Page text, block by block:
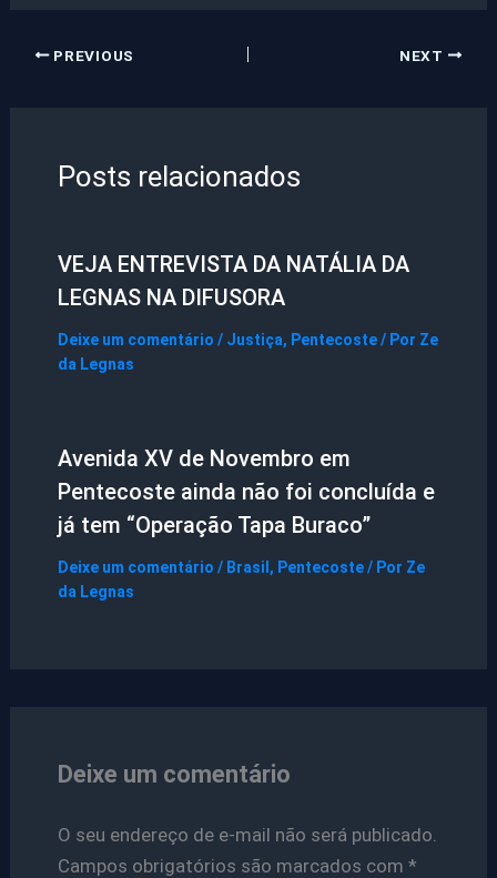
PREVIOUS NEXT
Posts relacionados
VEJA ENTREVISTA DA NATÁLIA DA
LEGNAS NA DIFUSORA
Deixe um comentário / Justiça, Pentecoste/ Por Ze
da Legnas
Avenida XV de Novembro em
Pentecoste ainda não foi concluída e
já tem “Operação Tapa Buraco”
Deixe um comentário / Brasil , Pentecoste/ Por Ze
da Legnas
Deixe um comentário
O seu endereço de e-mail não será publicado.
Campos obrigatórios são marcados com *